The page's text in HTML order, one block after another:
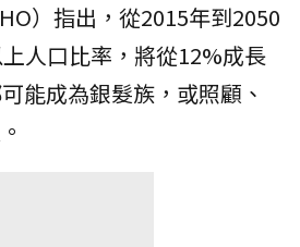
）指出，從2015年到2050
人口比率，將從12%成長
能成為銀髮族，或照顧、